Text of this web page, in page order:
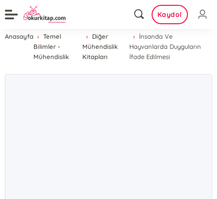
Kaydol
Anasayfa
Temel
Bilimler -
Mühendislik
Diğer
Mühendislik
Kitapları
İnsanda Ve
Hayvanlarda Duyguların
İfade Edilmesi